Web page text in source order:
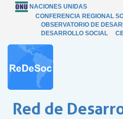
NACIONES UNIDAS
CONFERENCIA REGIONAL
OBSERVATORIO DE
DESARROLLO SOCIAL
Red de